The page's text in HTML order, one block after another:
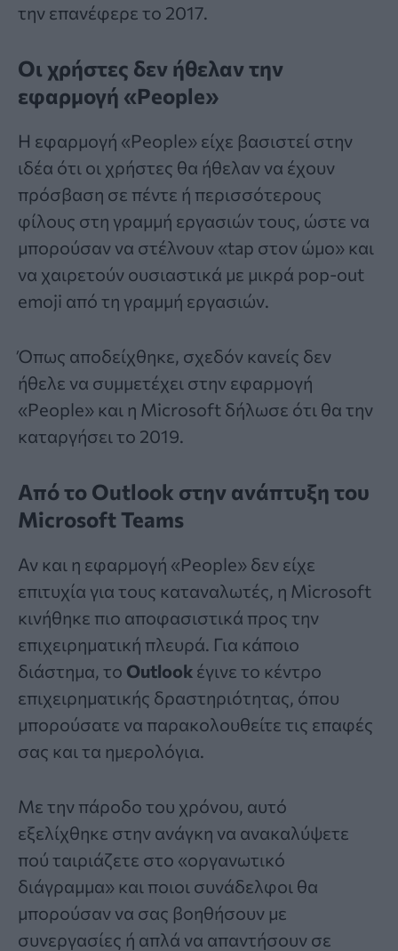
την επανέφερε το 2017.
Οι χρήστες δεν ήθελαν την
εφαρμογή «People»
Η εφαρμογή «People» είχε βασιστεί στην
ιδέα ότι οι χρήστες θα ήθελαν να έχουν
πρόσβαση σε πέντε ή περισσότερους
φίλους στη γραμμή εργασιών τους, ώστε να
μπορούσαν να στέλνουν «tap στον ώμο» και
να χαιρετούν ουσιαστικά με μικρά pop-out
emoji από τη γραμμή εργασιών.
Όπως αποδείχθηκε, σχεδόν κανείς δεν
ήθελε να συμμετέχει στην εφαρμογή
«People» και η Microsoft δήλωσε ότι θα την
καταργήσει το 2019.
Από το Outlook στην ανάπτυξη του
Microsoft Teams
Αν και η εφαρμογή «People» δεν είχε
επιτυχία για τους καταναλωτές, η Microsoft
κινήθηκε πιο αποφασιστικά προς την
επιχειρηματική πλευρά. Για κάποιο
διάστημα, το Outlook έγινε το κέντρο
επιχειρηματικής δραστηριότητας, όπου
μπορούσατε να παρακολουθείτε τις επαφές
σας και τα ημερολόγια.
Με την πάροδο του χρόνου, αυτό
εξελίχθηκε στην ανάγκη να ανακαλύψετε
πού ταιριάζετε στο «οργανωτικό
διάγραμμα» και ποιοι συνάδελφοι θα
μπορούσαν να σας βοηθήσουν με
συνεργασίες ή απλά να απαντήσουν σε